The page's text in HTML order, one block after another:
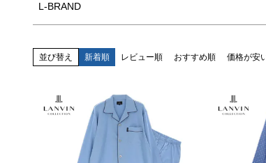
L-BRAND
並び替え 新着順 レビュー順 おすすめ順 価格が安